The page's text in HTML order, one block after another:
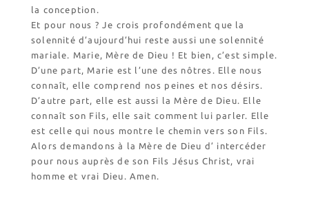
la conception.
Et pour nous ? Je crois profondément que la
solennité d’aujourd’hui reste aussi une solennité
mariale. Marie, Mère de Dieu ! Et bien, c’est simple.
D’une part, Marie est l’une des nôtres. Elle nous
connaît, elle comprend nos peines et nos désirs.
D’autre part, elle est aussi la Mère de Dieu. Elle
connaît son Fils, elle sait comment lui parler. Elle
est celle qui nous montre le chemin vers son Fils.
Alors demandons à la Mère de Dieu d’ intercéder
pour nous auprès de son Fils Jésus Christ, vrai
homme et vrai Dieu. Amen.